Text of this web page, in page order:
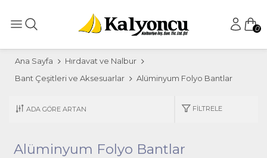
0
Ana Sayfa
Hırdavat ve Nalbur
Bant Çeşitleri ve Aksesuarlar
Alüminyum Folyo Bantlar
FILTRELE
Alüminyum Folyo Bantlar